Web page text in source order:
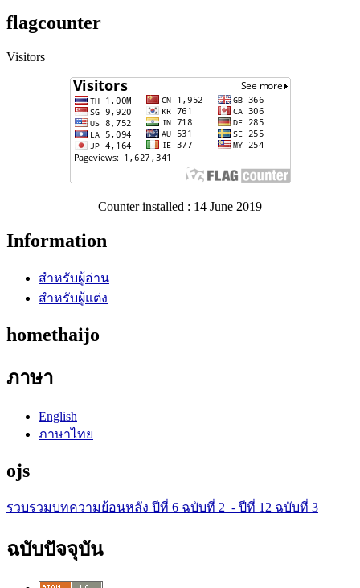
flagcounter
Visitors
Counter installed : 14 June 2019
Information
สำหรับผู้อ่าน
สำหรับผู้แต่ง
homethaijo
ภาษา
English
ภาษาไทย
ojs
รวบรวมบทความย้อนหลัง ปีที่ 6 ฉบับที่ 2 - ปีที่ 12 ฉบับที่ 3
ฉบับปัจจุบัน